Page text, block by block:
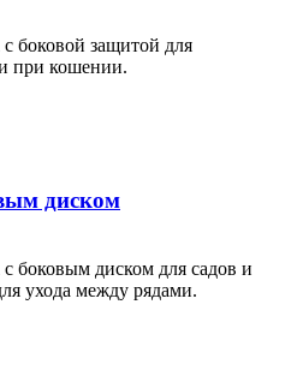
боковой защитой для
при кошении.
диском
боковым диском для садов и
ухода между рядами.